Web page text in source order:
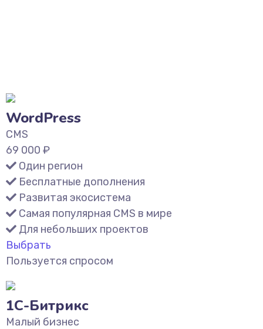
WordPress
CMS
69 000 ₽
Один регион
Бесплатные дополнения
Развитая экосистема
Самая популярная CMS в мире
Для небольших проектов
Выбрать
Пользуется спросом
1С-Битрикс
Малый бизнес